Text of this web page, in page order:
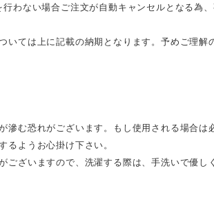
わない場合ご注文が自動キャンセルとなる為
いては上に記載の納期となります。予めご理解
滲む恐れがございます。もし使用される場合は
るようお心掛け下さい。
ございますので、洗濯する際は、手洗いで優し